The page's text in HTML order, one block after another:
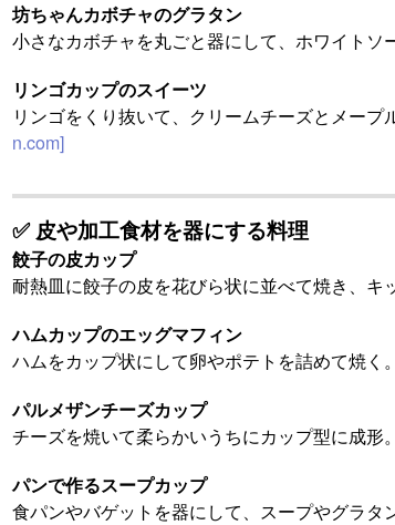
坊ちゃんカボチャのグラタン
小さなカボチャを丸ごと器にして、ホワイトソ
リンゴカップのスイーツ
リンゴをくり抜いて、クリームチーズとメープ
n.com]
✅皮や加工食材を器にする料理
餃子の皮カップ
耐熱皿に餃子の皮を花びら状に並べて焼き、キ
ハムカップのエッグマフィン
ハムをカップ状にして卵やポテトを詰めて焼く
パルメザンチーズカップ
チーズを焼いて柔らかいうちにカップ型に成形
パンで作るスープカップ
食パンやバゲットを器にして、スープやグラタ